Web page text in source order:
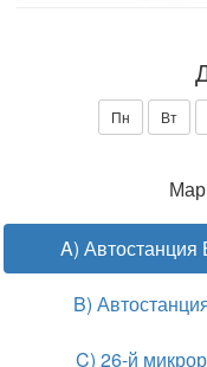
Пн Вт
A) Автостанция
B)
C) 26-й